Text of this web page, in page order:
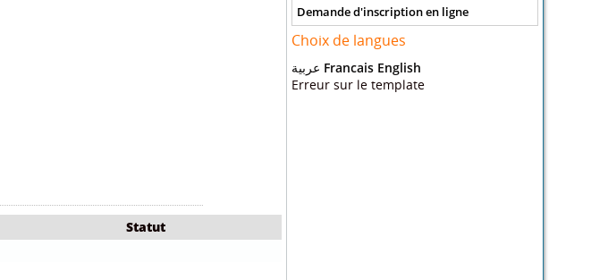
Statut
Demande d'inscription en ligne
Choix de langues
عربية Francais English
Erreur sur le template